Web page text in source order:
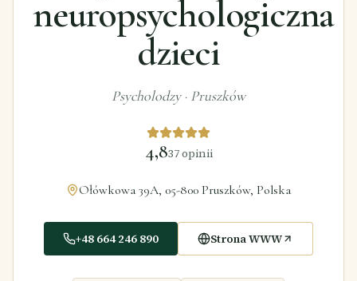
neuropsychologiczna
dzieci
Psycholodzy· Pruszków
4,837opinii
Ołówkowa 39A, 05-800 Pruszków, Polska
+48 664 246 890 Strona WWW